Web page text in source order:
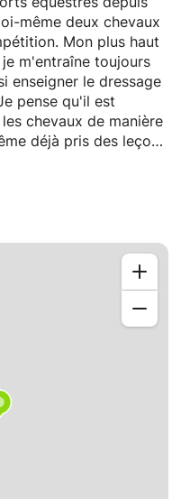
même deux chevaux
Mon plus haut
m'entraîne toujours
enseigner le dressage
pense qu'il est
chevaux de manière
déjà pris des leçons
et je suis